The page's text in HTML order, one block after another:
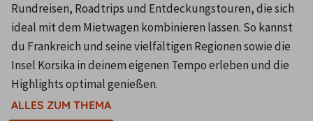
Rundreisen, Roadtrips und Entdeckungstouren, die sich
ideal mit dem Mietwagen kombinieren lassen. So kannst
du Frankreich und seine vielfältigen Regionen sowie die
Insel Korsika in deinem eigenen Tempo erleben und die
Highlights optimal genießen.
ALLES ZUM THEMA